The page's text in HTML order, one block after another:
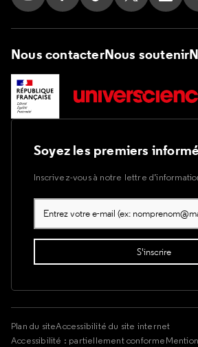
Suivez nous sur Instagram
Suivez nous sur Facebook
Suivez nous sur Tik
Suivez nous
Nous contacterNous soutenir
Soyez les premiers
Inscrivez-vous à notre lettre
Plan du siteAccessibilité du site internet
Accessibilité : partiellement conforme